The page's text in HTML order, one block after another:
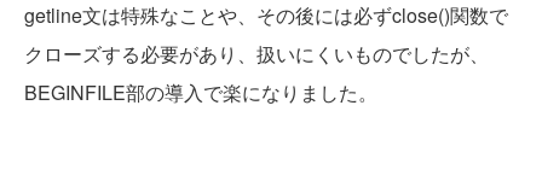
getline文は特殊なことや、その後には必ずclose()関数で
クローズする必要があり、扱いにくいものでしたが、
BEGINFILE部の導入で楽になりました。